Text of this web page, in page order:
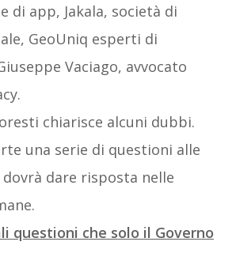
di app, Jakala, società di
GeoUniq esperti di
Vaciago, avvocato
chiarisce alcuni dubbi.
una serie di questioni alle
dare risposta nelle
questioni che solo il Governo